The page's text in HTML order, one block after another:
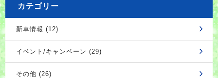
カテゴリー
新車情報 (12)
イベント/キャンペーン (29)
その他 (26)